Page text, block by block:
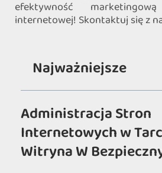
efektywność
internetowej! Skontaktuj się z
Najważniejsze
Administracja Stron
Internetowych w
Witryna W